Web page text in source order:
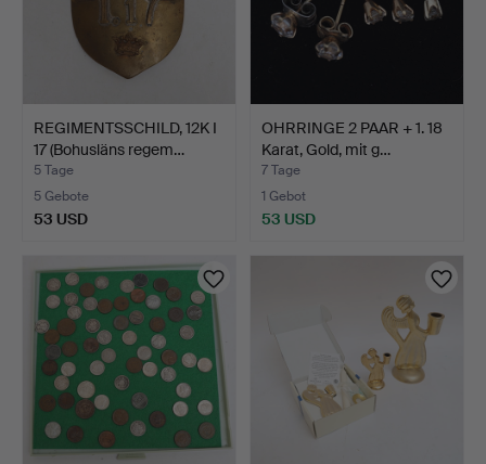
REGIMENTSSCHILD, 12K I
17 (Bohusläns regem…
5 Tage
5 Gebote
53 USD
OHRRINGE 2 PAAR + 1. 18
Karat, Gold, mit g…
7 Tage
1 Gebot
53 USD